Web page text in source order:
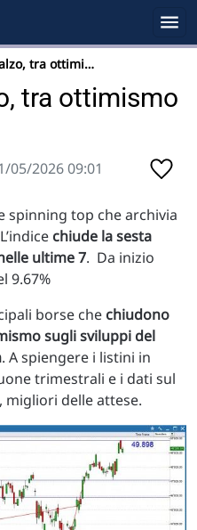
tra ottimi…
tra ottimismo
05/2026 09:01
spinning top che archivia
chiude la sesta
ultime 7. Da inizio
9.67%
borse che chiudono
sugli sviluppi del
. A spiengere i listini in
trimestrali e i dati sul
migliori delle attese.